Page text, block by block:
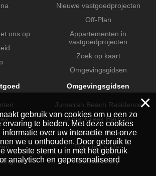
ons op
Nieuwe vastgoedprojecten
Off-Plan
Appartementen in
vastgoedprojecten
Zoek op kaart
Omgevingsgidsen
Omgevingsgidsen
Jumeirah Beach Residence
Dubai Creek Harbour
Dubai Hills Estate
Port de La Mer
Business Bay
×
gebruik van cookies om u een zo
te bieden. Met deze cookies
over uw interactie met onze
we u onthouden. Door gebruik te
website stemt u in met het gebruik
analytisch en gepersonaliseerd